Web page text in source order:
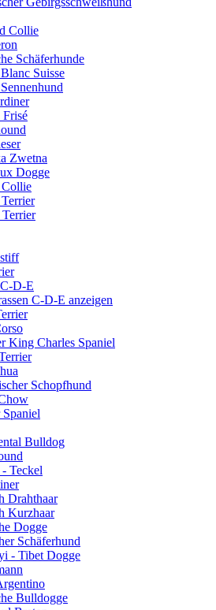
Collie
Schäferhunde
Suisse
Zwetna
Dogge
D-E
C-D-E anzeigen
King Charles Spaniel
Schopfhund
Bulldog
Teckel
Drahthaar
Kurzhaar
Dogge
Schäferhund
- Tibet Dogge
Bulldogge